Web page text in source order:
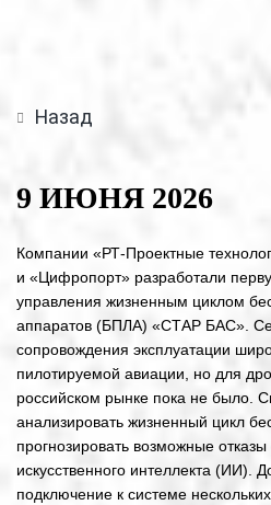
Назад
9 ИЮНЯ 2026
Компании «РТ-Проектные
и «Цифропорт» разработали
управления жизненным циклом
аппаратов (БПЛА) «СТАР БАС».
сопровождения эксплуатации
пилотируемой авиации, но для
российском рынке пока не было.
анализировать жизненный цикл
прогнозировать возможные
искусственного интеллекта (ИИ).
подключение к системе